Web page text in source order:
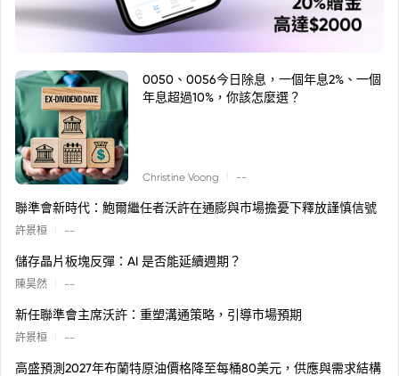
0050、0056今日除息，一個年息2%、一個
年息超過10%，你該怎麼選？
Christine Voong --
聯準會新時代：鮑爾繼任者沃許在通膨與市場擔憂下釋放謹慎信號
許景桓 --
儲存晶片板塊反彈：AI 是否能延續週期？
陳昊然 --
新任聯準會主席沃許：重塑溝通策略，引導市場預期
許景桓 --
高盛預測2027年布蘭特原油價格降至每桶80美元，供應與需求結構